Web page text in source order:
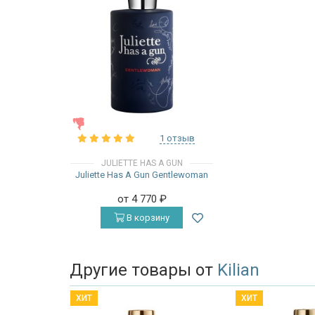
1 отзыв
JULIETTE HAS A GUN
Juliette Has A Gun Gentlewoman
от 4 770 ₽
В корзину
Другие товары от Kilian
ХИТ ХИТ